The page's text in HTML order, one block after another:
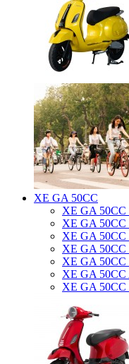
XE GA 50CC
XE GA
XE GA
XE GA
XE GA
XE GA
XE GA
XE GA